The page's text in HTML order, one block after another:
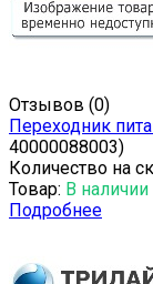
Отзывов (0)
Переходник
40000088003)
Количество на
Товар: В наличии
Подробнее